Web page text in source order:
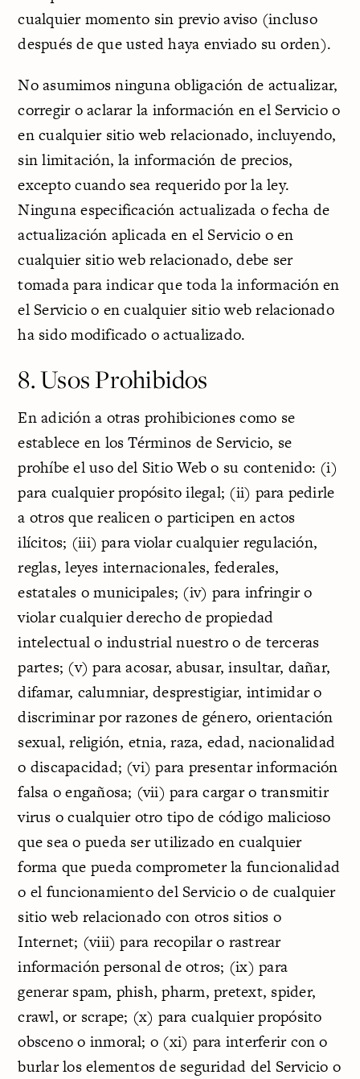
cualquier momento sin previo aviso (incluso
después de que usted haya enviado su orden).
No asumimos ninguna obligación de actualizar,
corregir o aclarar la información en el Servicio o
en cualquier sitio web relacionado, incluyendo,
sin limitación, la información de precios,
excepto cuando sea requerido por la ley.
Ninguna especificación actualizada o fecha de
actualización aplicada en el Servicio o en
cualquier sitio web relacionado, debe ser
tomada para indicar que toda la información en
el Servicio o en cualquier sitio web relacionado
ha sido modificado o actualizado.
8. Usos Prohibidos
En adición a otras prohibiciones como se
establece en los Términos de Servicio, se
prohíbe el uso del Sitio Web o su contenido: (i)
para cualquier propósito ilegal; (ii) para pedirle
a otros que realicen o participen en actos
ilícitos; (iii) para violar cualquier regulación,
reglas, leyes internacionales, federales,
estatales o municipales; (iv) para infringir o
violar cualquier derecho de propiedad
intelectual o industrial nuestro o de terceras
partes; (v) para acosar, abusar, insultar, dañar,
difamar, calumniar, desprestigiar, intimidar o
discriminar por razones de género, orientación
sexual, religión, etnia, raza, edad, nacionalidad
o discapacidad; (vi) para presentar información
falsa o engañosa; (vii) para cargar o transmitir
virus o cualquier otro tipo de código malicioso
que sea o pueda ser utilizado en cualquier
forma que pueda comprometer la funcionalidad
o el funcionamiento del Servicio o de cualquier
sitio web relacionado con otros sitios o
Internet; (viii) para recopilar o rastrear
información personal de otros; (ix) para
generar spam, phish, pharm, pretext, spider,
crawl, or scrape; (x) para cualquier propósito
obsceno o inmoral; o (xi) para interferir con o
burlar los elementos de seguridad del Servicio o